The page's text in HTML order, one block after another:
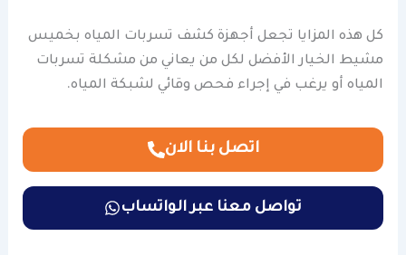
كل هذه المزايا تجعل أجهزة كشف تسربات المياه بخميس
مشيط الخيار الأفضل لكل من يعاني من مشكلة تسربات
المياه أو يرغب في إجراء فحص وقائي لشبكة المياه.
اتصل بنا الان
تواصل معنا عبر الواتساب